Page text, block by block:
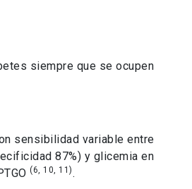
siempre que se ocupen
sensibilidad variable entre
87%) y glicemia en
(6, 10, 11) .